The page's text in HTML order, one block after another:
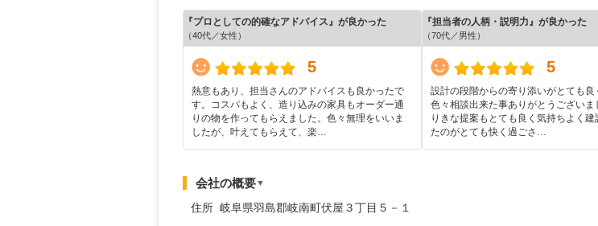
『プロとしての的確なアドバイス』が良かった
（40代／女性）
5
熱意もあり、担当さんのアドバイスも良かったで
す。コスパもよく、造り込みの家具もオーダー通
りの物を作ってもらえました。色々無理をいいま
したが、叶えてもらえて、楽…
『担当者の人柄・説明力』が良かった
（70代／男性）
5
設計の段階からの寄り添いがとても良
色々相談出来た事ありがとうございま
りきな提案もとても良く気持ちよく建
たのがとても快く過ごさ…
会社の概要▼
住所 岐阜県羽島郡岐南町伏屋３丁目５－１